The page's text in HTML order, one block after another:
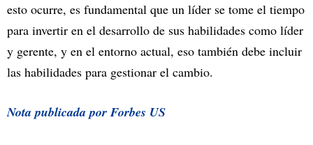
esto ocurre, es fundamental que un líder se tome el tiempo
para invertir en el desarrollo de sus habilidades como líder
y gerente, y en el entorno actual, eso también debe incluir
las habilidades para gestionar el cambio.
Nota publicada por Forbes US